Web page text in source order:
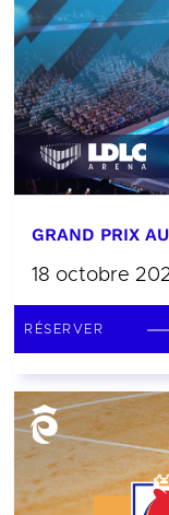
GRAND PRIX
18 octobre
RÉSERVER